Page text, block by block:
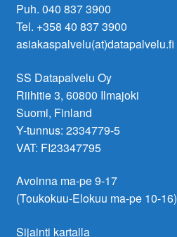
Puh. 040 837 3900
Tel. +358 40 837 3900
asiakaspalvelu(at)datapalvelu.fi
SS Datapalvelu Oy
Riihitie 3, 60800 Ilmajoki
Suomi, Finland
Y-tunnus: 2334779-5
VAT: FI23347795
Avoinna ma-pe 9-17
(Toukokuu-Elokuu ma-pe 10-16)
Sijainti kartalla